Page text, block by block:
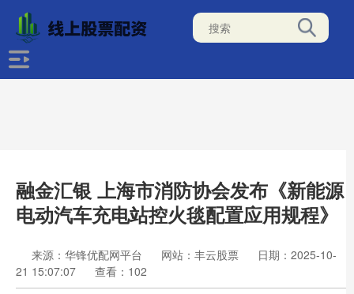
融金汇银 上海市消防协会发布《新能源
电动汽车充电站控火毯配置应用规程》
来源：华锋优配网平台 网站：丰云股票
日期：2025-10-
21 15:07:07
查看：102